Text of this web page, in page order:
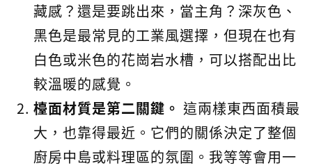
藏感？還是要跳出來，當主角？深灰色、
黑色是最常見的工業風選擇，但現在也有
白色或米色的花崗岩水槽，可以搭配出比
較溫暖的感覺。
檯面材質是第二關鍵。 這兩樣東西面積最
大，也靠得最近。它們的關係決定了整個
廚房中島或料理區的氛圍。我等等會用一